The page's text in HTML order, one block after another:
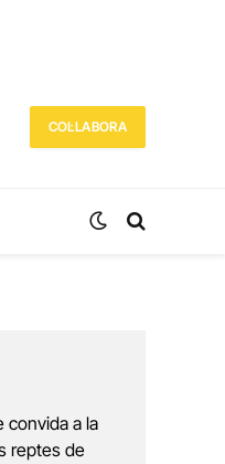
COL·LABORA
convida a la
reptes de